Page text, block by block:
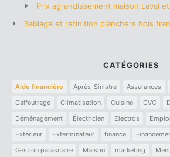
Prix agrandissement maison Laval
Sablage et refinition planchers bois
CATÉGORIES
Aide financière Après-Sinistre Assurances
Calfeutrage
Climatisation Cuisine CVC
Déménagement
Électricien Electros Emploi
Extérieur
Exterminateur finance
Gestion parasitaire
Maison marketing